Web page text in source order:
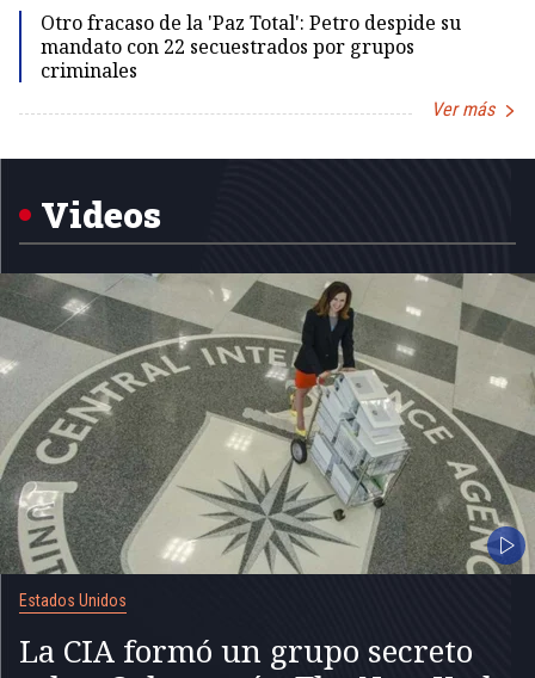
Otro fracaso de la 'Paz Total': Petro despide su
mandato con 22 secuestrados por grupos
criminales
Ver más
Videos
Estados Unidos
La CIA formó un grupo secreto